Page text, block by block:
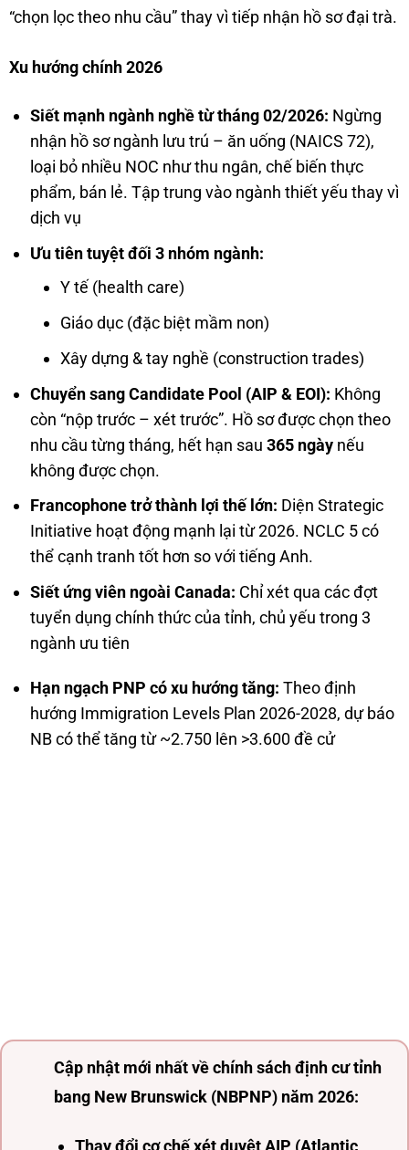
“chọn lọc theo nhu cầu” thay vì tiếp nhận hồ sơ đại trà.
Xu hướng chính 2026
Siết mạnh ngành nghề từ tháng 02/2026: Ngừng
nhận hồ sơ ngành lưu trú – ăn uống (NAICS 72),
loại bỏ nhiều NOC như thu ngân, chế biến thực
phẩm, bán lẻ. Tập trung vào ngành thiết yếu thay vì
dịch vụ
Ưu tiên tuyệt đối 3 nhóm ngành:
Y tế (health care)
Giáo dục (đặc biệt mầm non)
Xây dựng & tay nghề (construction trades)
Chuyển sang Candidate Pool (AIP & EOI): Không
còn “nộp trước – xét trước”. Hồ sơ được chọn theo
nhu cầu từng tháng, hết hạn sau365 ngày nếu
không được chọn.
Francophone trở thành lợi thế lớn: Diện Strategic
Initiative hoạt động mạnh lại từ 2026. NCLC 5 có
thể cạnh tranh tốt hơn so với tiếng Anh.
Siết ứng viên ngoài Canada: Chỉ xét qua các đợt
tuyển dụng chính thức của tỉnh, chủ yếu trong 3
ngành ưu tiên
Hạn ngạch PNP có xu hướng tăng:Theo định
hướng Immigration Levels Plan 2026-2028, dự báo
NB có thể tăng từ ~2.750 lên >3.600 đề cử
Cập nhật mới nhất về chính sách định cư tỉnh
bang New Brunswick (NBPNP) năm 2026:
Thay đổi cơ chế xét duyệt AIP (Atlantic